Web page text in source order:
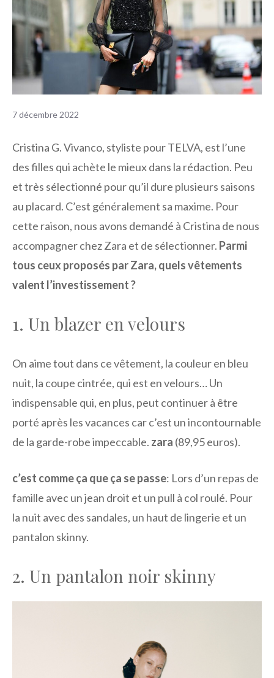
7 décembre 2022
Cristina G. Vivanco, styliste pour TELVA, est l’une
des filles qui achète le mieux dans la rédaction. Peu
et très sélectionné pour qu’il dure plusieurs saisons
au placard. C’est généralement sa maxime. Pour
cette raison, nous avons demandé à Cristina de nous
accompagner chez Zara et de sélectionner. Parmi
tous ceux proposés par Zara, quels vêtements
valent l’investissement ?
1. Un blazer en velours
On aime tout dans ce vêtement, la couleur en bleu
nuit, la coupe cintrée, qui est en velours… Un
indispensable qui, en plus, peut continuer à être
porté après les vacances car c’est un incontournable
de la garde-robe impeccable. zara (89,95 euros).
c’est comme ça que ça se passe: Lors d’un repas de
famille avec un jean droit et un pull à col roulé. Pour
la nuit avec des sandales, un haut de lingerie et un
pantalon skinny.
2. Un pantalon noir skinny